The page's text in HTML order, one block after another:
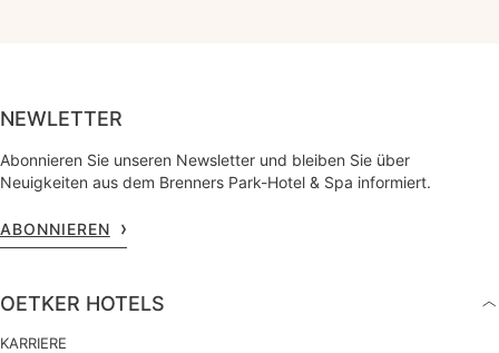
NEWLETTER
Abonnieren Sie unseren Newsletter und bleiben Sie über
Neuigkeiten aus dem Brenners Park-Hotel & Spa informiert.
ABONNIEREN
OETKER HOTELS
KARRIERE